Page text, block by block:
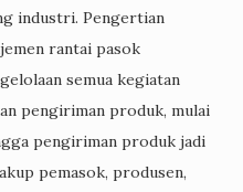
industri. Pengertian
rantai pasok
semua kegiatan
pengiriman produk, mulai
pengiriman produk jadi
pemasok, produsen,